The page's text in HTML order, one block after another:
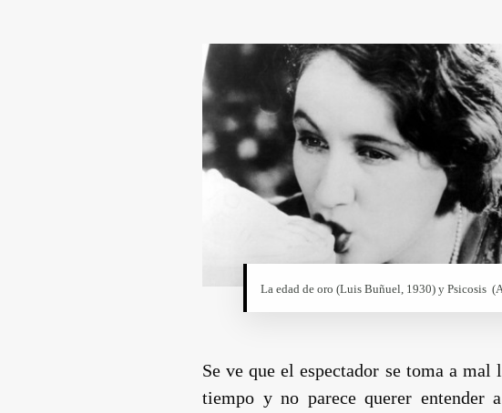
La edad de oro (Luis Buñuel , 1930) y Psicosis (
Se ve que el espectador se toma a
tiempo y no parece querer entender